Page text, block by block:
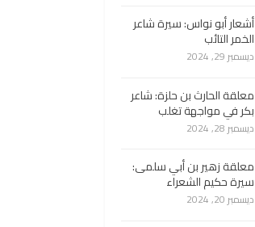
أشعار أبو نواس: سيرة شاعر
الخمر التائب
ديسمبر 29, 2024
معلقة الحارث بن حلزة: شاعر
بكر في مواجهة تغلب
ديسمبر 28, 2024
معلقة زهير بن أبي سلمى:
سيرة حكيم الشعراء
ديسمبر 20, 2024